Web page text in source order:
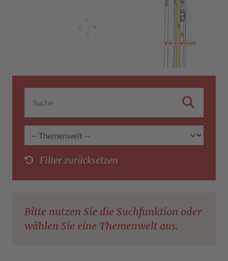
Filter zurücksetzen
Bitte nutzen Sie die Suchfunktion oder
wählen Sie eine Themenwelt aus.